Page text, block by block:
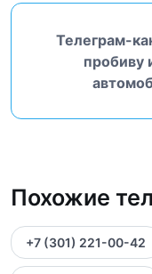
Телеграм-
пробиву
Похожие
+7 (301) 221-00-42